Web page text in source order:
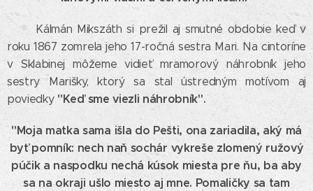
Kálmán Mikszáth si prežil aj smutné obdobie keď v
roku 1867 zomrela jeho 17-ročná sestra Mari. Na cintoríne
v Sklabinej môžeme vidieť mramorový náhrobník jeho
sestry Marišky, ktorý sa stal ústredným motívom aj
poviedky "Keď sme viezli náhrobník".
"Moja matka sama išla do Pešti, ona zariadila, aký má
byť pomník: nech naň sochár vykreše zlomený ružový
púčik a naspodku nechá kúsok miesta pre ňu, ba aby
sa na okraji ušlo miesto aj mne. Pomaličky sa tam